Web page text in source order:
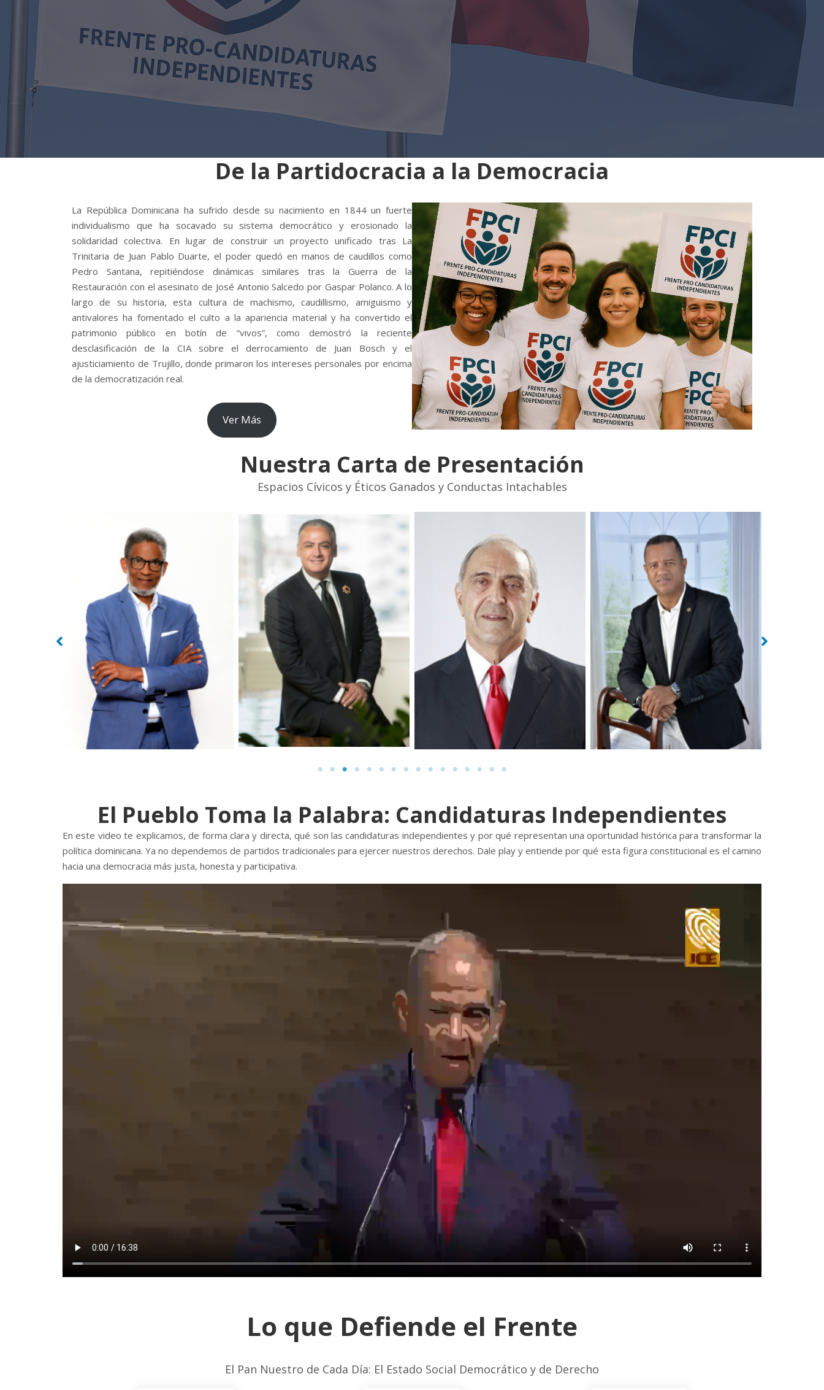
De la Partidocracia a la Democracia
La República Dominicana ha sufrido desde su nacimiento en 1844 un fuerte
individualismo que ha socavado su sistema democrático y erosionado la
solidaridad colectiva. En lugar de construir un proyecto unificado tras La
Trinitaria de Juan Pablo Duarte, el poder quedó en manos de caudillos como
Pedro Santana, repitiéndose dinámicas similares tras la Guerra de la
Restauración con el asesinato de José Antonio Salcedo por Gaspar Polanco. A lo
largo de su historia, esta cultura de machismo, caudillismo, amiguismo y
antivalores ha fomentado el culto a la apariencia material y ha convertido el
patrimonio público en botín de “vivos”, como demostró la reciente
desclasificación de la CIA sobre el derrocamiento de Juan Bosch y el
ajusticiamiento de Trujillo, donde primaron los intereses personales por encima
de la democratización real.
Ver Más
Nuestra Carta de Presentación
Espacios Cívicos y Éticos Ganados y Conductas Intachables
El Pueblo Toma la Palabra: Candidaturas Independientes
En este video te explicamos, de forma clara y directa, qué son las candidaturas independientes y por qué representan una oportunidad histórica para transformar la
política dominicana. Ya no dependemos de partidos tradicionales para ejercer nuestros derechos. Dale play y entiende por qué esta figura constitucional es el camino
hacia una democracia más justa, honesta y participativa.
Lo que Defiende el Frente
El Pan Nuestro de Cada Día: El Estado Social Democrático y de Derecho